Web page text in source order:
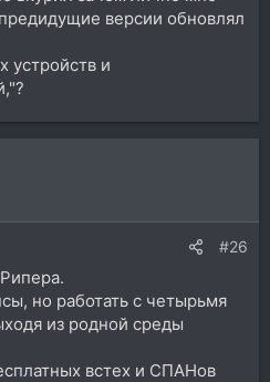
версии обновлял
устройств и
#26
но работать с четырьмя
из родной среды
встех и СПАНов